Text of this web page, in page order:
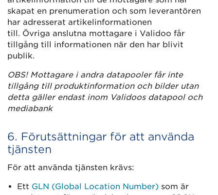
skapat en prenumeration och som leverantören
har adresserat artikelinformationen
till. Övriga anslutna mottagare i Validoo får
tillgång till informationen när den har blivit
publik.
OBS! Mottagare i andra datapooler får inte
tillgång till produktinformation och bilder utan
detta gäller endast inom Validoos datapool och
mediabank
6. Förutsättningar för att använda
tjänsten
För att använda tjänsten krävs:
Ett GLN (Global Location Number)som är